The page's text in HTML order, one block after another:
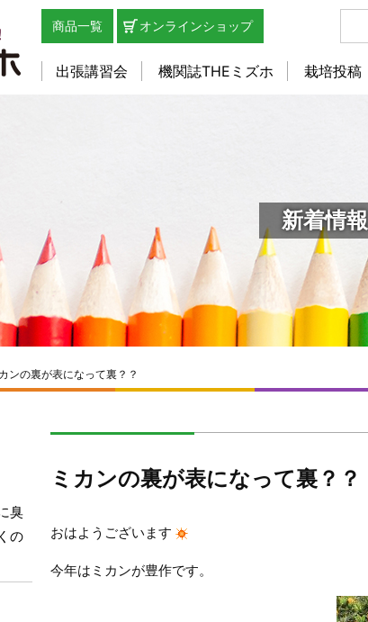
商品一覧 オンラインショップ
出張講習会 機関誌THEミズホ 栽培投稿
新着情報
ンの裏が表になって裏？？
ミカンの裏が表になって裏？？
おはようございます
今年はミカンが豊作です。
臭
の